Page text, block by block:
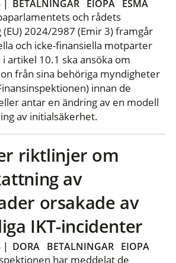
BETALNINGAR EIOPA ESMA
och rådets
2024/2987 (Emir 3) framgår
och icke-finansiella motparter
i artikel 10.1 ska ansöka om
från sina behöriga myndigheter
innan de
antar en ändring av en modell
av initialsäkerhet.
riktlinjer om
av
orsakade av
IKT-incidenter
| DORA BETALNINGAR EIOPA
har meddelat de